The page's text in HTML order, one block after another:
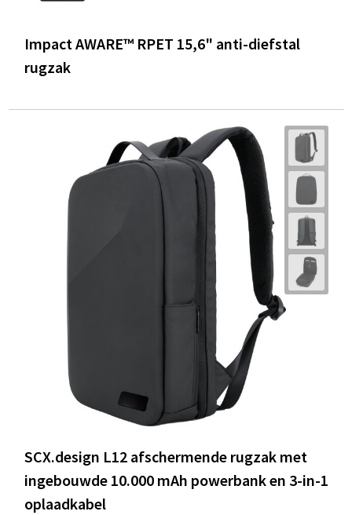
Impact AWARE™ RPET 15,6" anti-diefstal
rugzak
SCX.design L12 afschermende rugzak met
ingebouwde 10.000 mAh powerbank en 3-in-1
oplaadkabel